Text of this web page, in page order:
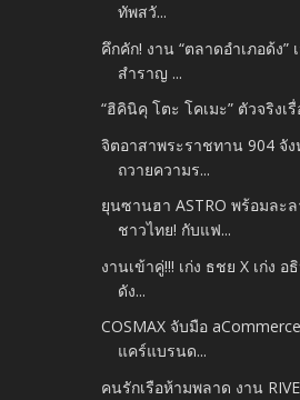
ทัพสวั...
คึกคัก! งาน “ตลาดอำเภอด้ง”
สำราญ ...
“ฮิคินิคุ โตะ โคเมะ” ตัวจริงเ
จิตอาสาพระราชทาน 904 จั
ถวายความร...
ยุนซานฮา ASTRO พร้อมละล
ชาวไทย! กับแฟ...
งานเข้าคู่!!! เก่ง ธชย X เก่ง
ดัง...
COSMAX จับมือ
แคร์แบรนด...
คนรักเรือห้ามพลาด งาน